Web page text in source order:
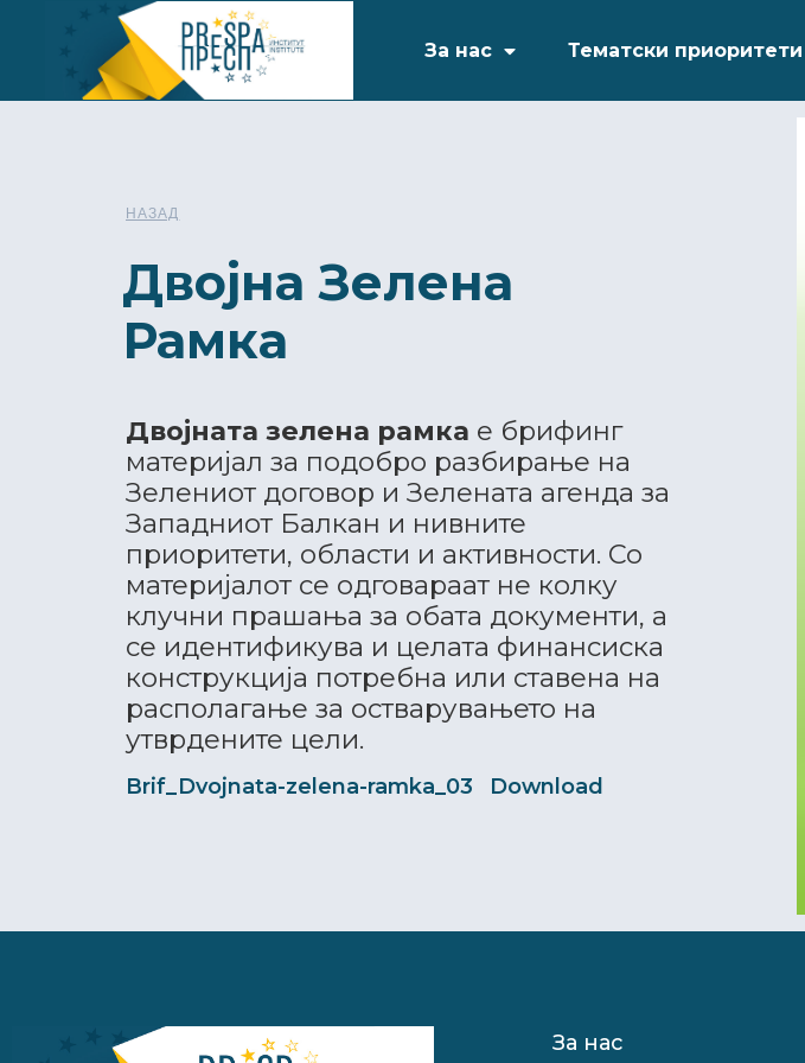
За нас Тематски приоритети
НАЗАД
Двојна Зелена
Рамка
Двојната зелена рамка е брифинг
материјал за подобро разбирање на
Зелениот договор и Зелената агенда за
Западниот Балкан и нивните
приоритети, области и активности. Со
материјалот се одговараат не колку
клучни прашања за обата документи, а
се идентификува и целата финансиска
конструкција потребна или ставена на
располагање за остварувањето на
утврдените цели.
Brif_Dvojnata-zelena-ramka_03 Download
За нас